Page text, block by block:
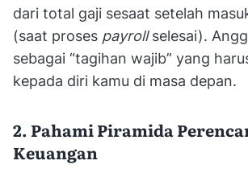
dari total gaji sesaat setelah
(saat proses payrollselesai).
sebagai “tagihan wajib” yang
kepada diri kamu di masa depan.
2. Pahami Piramida
Keuangan